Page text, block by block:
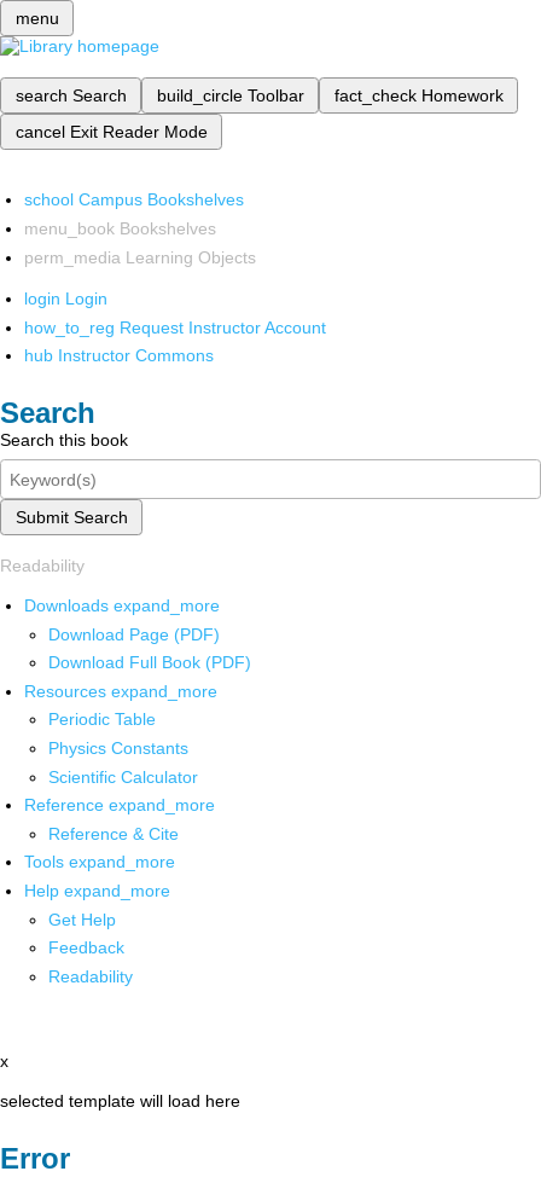
menu
search Search build_circle Toolbar fact_check Homework
cancel Exit Reader Mode
school Campus Bookshelves
menu_book Bookshelves
perm_media Learning Objects
login Login
how_to_reg Request Instructor Account
hub Instructor Commons
Search
Search this book
Submit Search
Readability
Downloads expand_more
Download Page (PDF)
Download Full Book (PDF)
Resources expand_more
Periodic Table
Physics Constants
Scientific Calculator
Reference expand_more
Reference & Cite
Tools expand_more
Help expand_more
Get Help
Feedback
Readability
x
selected template will load here
Error